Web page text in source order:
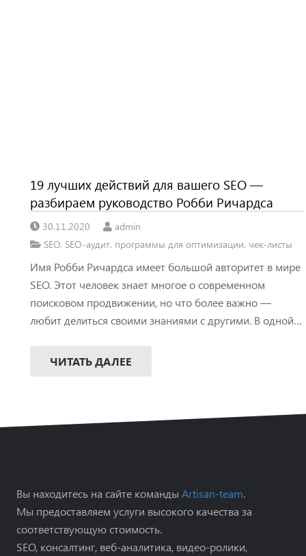
19 лучших действий для вашего SEO —
разбираем руководство Робби Ричардса
30.11.2020
admin
SEO, SEO-аудит, программы для оптимизации, чек-листы
Имя Робби Ричардса имеет большой авторитет в мире
SEO. Этот человек знает многое о современном
поисковом продвижении, но что более важно —
любит делиться своими знаниями с другими. В одной…
ЧИТАТЬ ДАЛЕЕ
Вы находитесь на сайте команды Artisan-team.
Мы предоставляем услуги высокого качества за
соответствующую стоимость.
SEO, консалтинг, веб-аналитика, видео-ролики,